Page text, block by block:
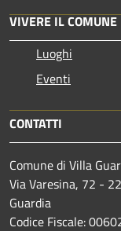
VIVERE IL COMUNE
Luoghi
Eventi
CONTATTI
Comune di Villa
Via Varesina, 72 -
Guardia
Codice Fiscale: